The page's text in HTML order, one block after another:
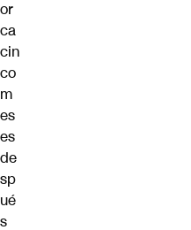
or
ca
cin
co
m
es
es
de
sp
ué
s